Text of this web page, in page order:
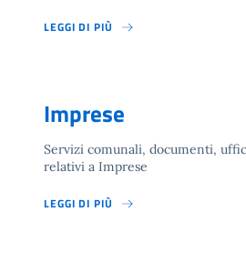
LEGGI DI PIÙ
Imprese
Servizi comunali, documenti,
relativi a Imprese
LEGGI DI PIÙ